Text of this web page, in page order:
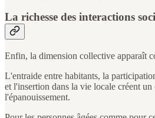
La richesse des interactions
Enfin, la dimension collective apparaît
L'entraide entre habitants, la
et l'insertion dans la vie locale créent
l'épanouissement.